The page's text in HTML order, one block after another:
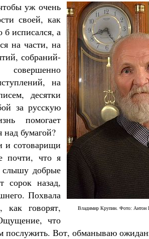
Владимир Крупин. Фото: Антон
уж очень
своей, как
б исписался, а
на части, на
собраний-
совершенно
на
десятки
за русскую
помогает
бумагой?
и сотоварищи
почти, что я
слышу добрые
сорок назад,
Похвала
говорят,
что
послужить. Вот, обманываю